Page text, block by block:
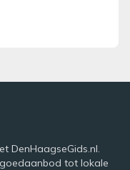
DenHaagseGids.nl.
tot lokale